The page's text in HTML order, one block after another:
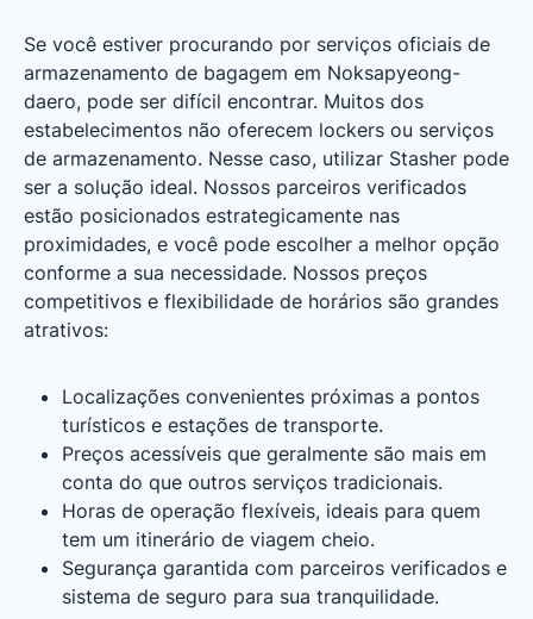
Se você estiver procurando por serviços oficiais de
armazenamento de bagagem em Noksapyeong-
daero, pode ser difícil encontrar. Muitos dos
estabelecimentos não oferecem lockers ou serviços
de armazenamento. Nesse caso, utilizar Stasher pode
ser a solução ideal. Nossos parceiros verificados
estão posicionados estrategicamente nas
proximidades, e você pode escolher a melhor opção
conforme a sua necessidade. Nossos preços
competitivos e flexibilidade de horários são grandes
atrativos:
Localizações convenientes próximas a pontos
turísticos e estações de transporte.
Preços acessíveis que geralmente são mais em
conta do que outros serviços tradicionais.
Horas de operação flexíveis, ideais para quem
tem um itinerário de viagem cheio.
Segurança garantida com parceiros verificados e
sistema de seguro para sua tranquilidade.